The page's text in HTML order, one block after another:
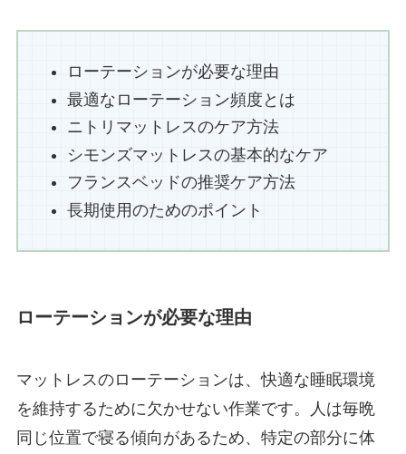
ローテーションが必要な理由
最適なローテーション頻度とは
ニトリマットレスのケア方法
シモンズマットレスの基本的なケア
フランスベッドの推奨ケア方法
長期使用のためのポイント
ローテーションが必要な理由
マットレスのローテーションは、快適な睡眠環境
を維持するために欠かせない作業です。人は毎晩
同じ位置で寝る傾向があるため、特定の部分に体